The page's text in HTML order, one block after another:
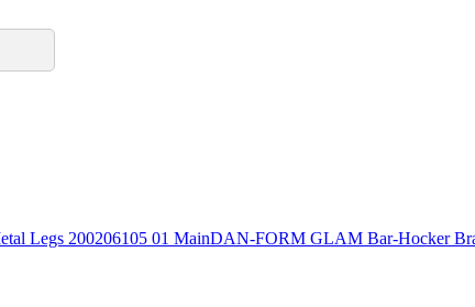
DAN-FORM GLAM Bar-Hocker